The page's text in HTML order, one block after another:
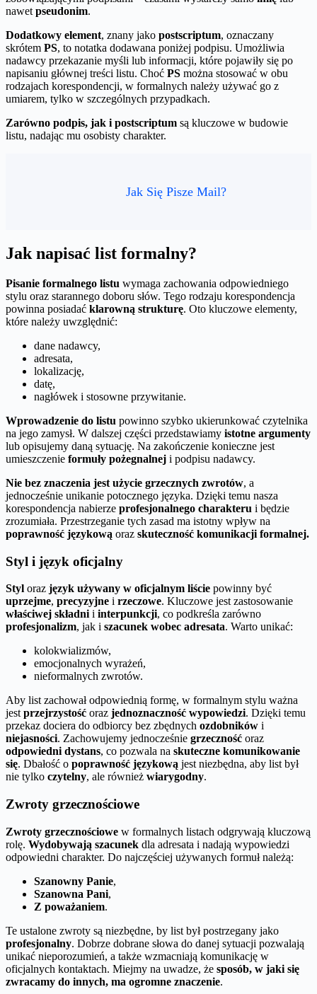
nawet pseudonim.
Dodatkowy element, znany jako postscriptum, oznaczany
skrótem PS, to notatka dodawana poniżej podpisu. Umożliwia
nadawcy przekazanie myśli lub informacji, które pojawiły się po
napisaniu głównej treści listu. Choć PS można stosować w obu
rodzajach korespondencji, w formalnych należy używać go z
umiarem, tylko w szczególnych przypadkach.
Zarówno podpis, jak i postscriptum są kluczowe w budowie
listu, nadając mu osobisty charakter.
Jak Się Pisze Mail?
Jak napisać list formalny?
Pisanie formalnego listu wymaga zachowania odpowiedniego
stylu oraz starannego doboru słów. Tego rodzaju korespondencja
powinna posiadać klarowną strukturę. Oto kluczowe elementy,
które należy uwzględnić:
dane nadawcy,
adresata,
lokalizację,
datę,
nagłówek i stosowne przywitanie.
Wprowadzenie do listu powinno szybko ukierunkować czytelnika
na jego zamysł. W dalszej części przedstawiamy istotne argumenty
lub opisujemy daną sytuację. Na zakończenie konieczne jest
umieszczenie formuły pożegnalnej i podpisu nadawcy.
Nie bez znaczenia jest użycie grzecznych zwrotów, a
jednocześnie unikanie potocznego języka. Dzięki temu nasza
korespondencja nabierze profesjonalnego charakteru i będzie
zrozumiała. Przestrzeganie tych zasad ma istotny wpływ na
poprawność językową oraz skuteczność komunikacji formalnej.
Styl i język oficjalny
Styl oraz język używany w oficjalnym liście powinny być
uprzejme, precyzyjne i rzeczowe. Kluczowe jest zastosowanie
właściwej składnii interpunkcji, co podkreśla zarówno
profesjonalizm, jak i szacunek wobec adresata. Warto unikać:
kolokwializmów,
emocjonalnych wyrażeń,
nieformalnych zwrotów.
Aby list zachował odpowiednią formę, w formalnym stylu ważna
jestprzejrzystość oraz jednoznaczność wypowiedzi. Dzięki temu
przekaz dociera do odbiorcy bez zbędnych ozdobników i
niejasności. Zachowujemy jednocześnie grzeczność oraz
odpowiedni dystans, co pozwala na skuteczne komunikowanie
się. Dbałość o poprawność językową jest niezbędna, aby list był
nie tylko czytelny, ale również wiarygodny.
Zwroty grzecznościowe
Zwroty grzecznościowe w formalnych listach odgrywają kluczową
rolę. Wydobywają szacunek dla adresata i nadają wypowiedzi
odpowiedni charakter. Do najczęściej używanych formuł należą:
Szanowny Panie,
Szanowna Pani,
Z poważaniem.
Te ustalone zwroty są niezbędne, by list był postrzegany jako
profesjonalny. Dobrze dobrane słowa do danej sytuacji pozwalają
unikać nieporozumień, a także wzmacniają komunikację w
oficjalnych kontaktach. Miejmy na uwadze, że sposób, w jaki się
zwracamy do innych, ma ogromne znaczenie.